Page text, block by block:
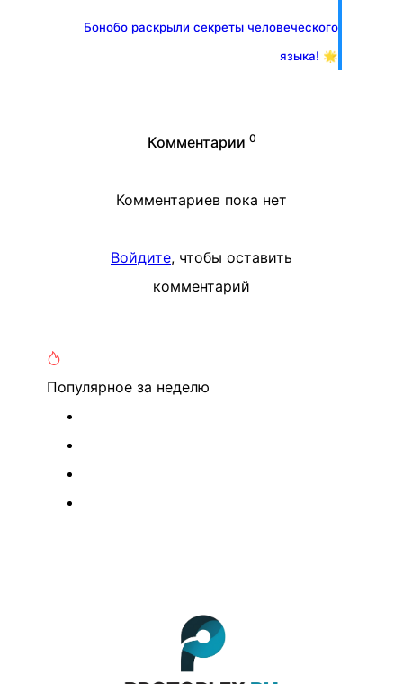
Бонобо раскрыли секреты человеческого
языка! 🌟
Комментарии 0
Комментариев пока нет
Войдите, чтобы оставить
комментарий
Популярное за неделю